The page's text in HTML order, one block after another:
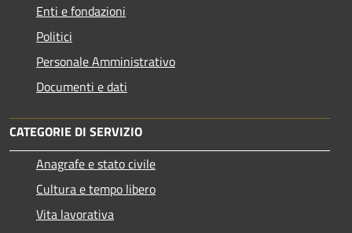
Enti e fondazioni
Politici
Personale Amministrativo
Documenti e dati
CATEGORIE DI SERVIZIO
Anagrafe e stato civile
Cultura e tempo libero
Vita lavorativa